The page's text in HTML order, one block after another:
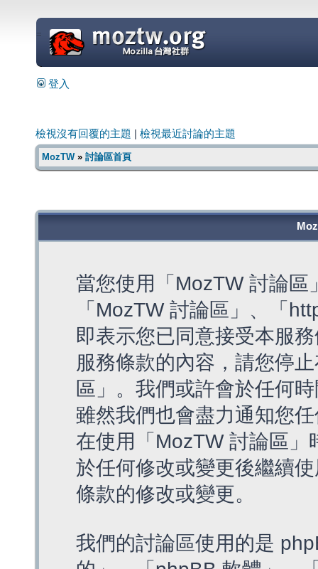
=
登入
檢視沒有回覆的主題 檢視最近討論的主題
MozTW» 討論區首頁
當您使用「MozTW 討論
「MozTW 討論區」、「
即表示您已同意接受本服
服務條款的內容，請您停
區」。我們或許會於任何
雖然我們也會盡力通知您
在使用「MozTW 討論區
於任何修改或變更後繼續
條款的修改或變更。
我們的討論區使用的是